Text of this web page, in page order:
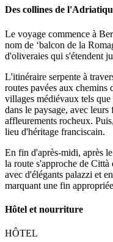
Des collines de
Le voyage commence à
nom de ‘balcon de la
d'oliveraies qui s'étendent
L'itinéraire serpente à
routes pavées aux chemins
villages médiévaux tels
dans le paysage, avec leurs
affleurements rocheux.
lieu d'héritage franciscain.
En fin d'après-midi, après
la route s'approche de
avec d'élégants palazzi et
marquant une fin
Hôtel et nourriture
HÔTEL